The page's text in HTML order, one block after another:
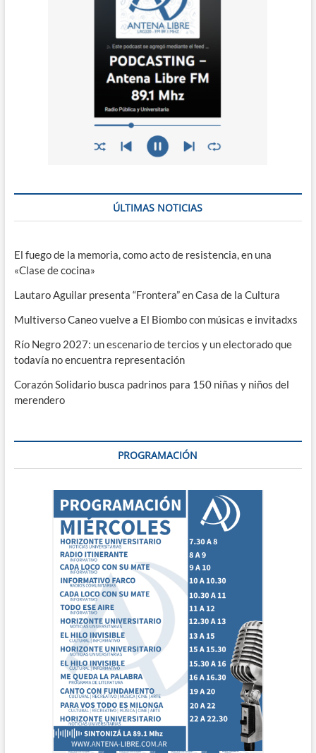
ÚLTIMAS NOTICIAS
El fuego de la memoria, como acto de resistencia, en una
«Clase de cocina»
Lautaro Aguilar presenta “Frontera” en Casa de la Cultura
Multiverso Caneo vuelve a El Biombo con músicas e invitadxs
Río Negro 2027: un escenario de tercios y un electorado que
todavía no encuentra representación
Corazón Solidario busca padrinos para 150 niñas y niños del
merendero
PROGRAMACIÓN